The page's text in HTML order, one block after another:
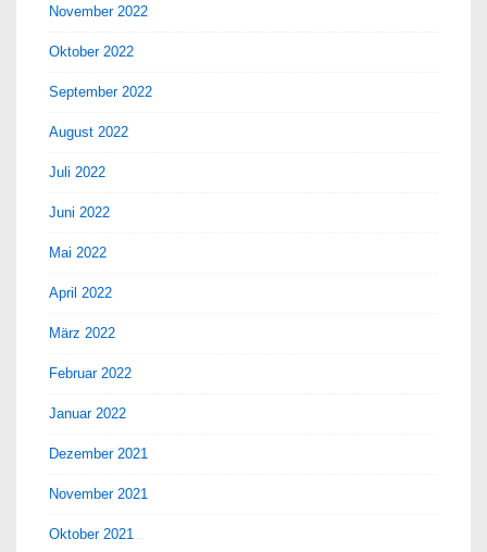
November 2022
Oktober 2022
September 2022
August 2022
Juli 2022
Juni 2022
Mai 2022
April 2022
März 2022
Februar 2022
Januar 2022
Dezember 2021
November 2021
Oktober 2021